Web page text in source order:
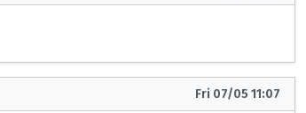
Fri 07/05 11:07